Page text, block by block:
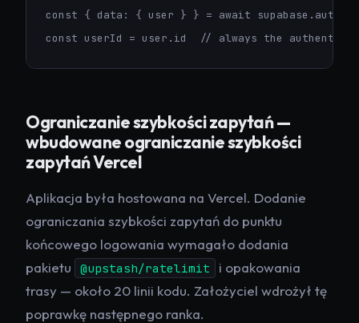
const { data: { user } } = await
const userId = user.id  // always the
Ograniczanie szybkości zapytań —
wbudowane ograniczanie szybkości
zapytań Vercel
Aplikacja była hostowana na Vercel. Dodanie
ograniczania szybkości zapytań do punktu
końcowego logowania wymagało dodania
pakietu
@upstash/ratelimit
i opakowania
trasy — około 20 linii kodu. Założyciel wdrożył tę
poprawkę następnego ranka.